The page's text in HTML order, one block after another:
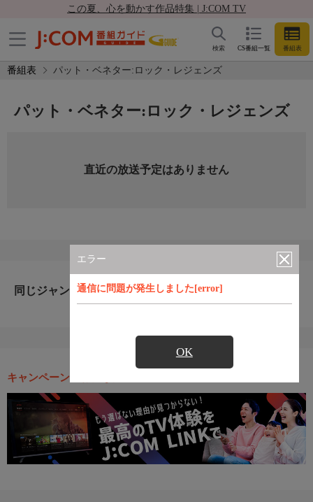
この夏、心を動かす作品特集 | J:COM TV
CS番組一覧 番組表
検索
番組表 パット・ベネター:ロック・レジェンズ
エラー
通信に問題が発生しました[error]
OK
パット・ベネター:ロック・レジェンズ
直近の放送予定はありません
同じジャンルのおすすめ番組
キャンペーン・お得な情報